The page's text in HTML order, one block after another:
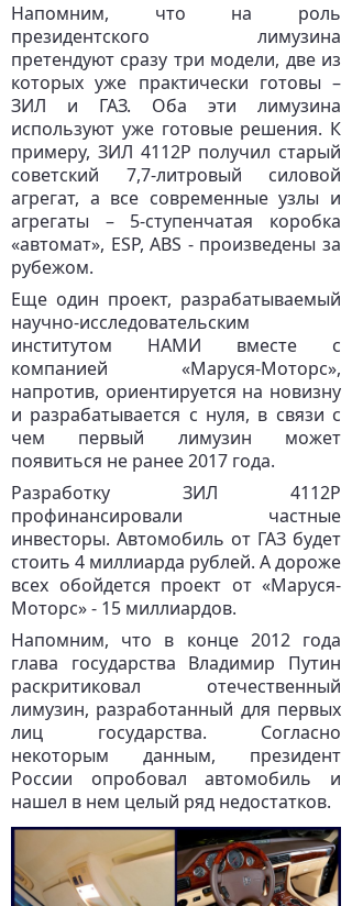
Напомним, что на роль
президентского лимузина
претендуют сразу три модели, две из
которых уже практически готовы –
ЗИЛ и ГАЗ. Оба эти лимузина
используют уже готовые решения. К
примеру, ЗИЛ 4112Р получил старый
советский 7,7-литровый силовой
агрегат, а все современные узлы и
агрегаты – 5-ступенчатая коробка
«автомат», ESP, ABS - произведены за
рубежом.
Еще один проект, разрабатываемый
научно-исследовательским
институтом НАМИ вместе с
компанией «Маруся-Моторс»,
напротив, ориентируется на новизну
и разрабатывается с нуля, в связи с
чем первый лимузин может
появиться не ранее 2017 года.
Разработку ЗИЛ 4112Р
профинансировали частные
инвесторы. Автомобиль от ГАЗ будет
стоить 4 миллиарда рублей. А дороже
всех обойдется проект от «Маруся-
Моторс» - 15 миллиардов.
Напомним, что в конце 2012 года
глава государства Владимир Путин
раскритиковал отечественный
лимузин, разработанный для первых
лиц государства. Согласно
некоторым данным, президент
России опробовал автомобиль и
нашел в нем целый ряд недостатков.